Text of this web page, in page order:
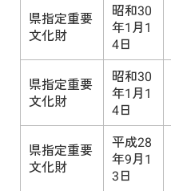
県指定重要
文化財
昭和30
年1月1
4日
県指定重要
文化財
昭和30
年1月1
4日
県指定重要
文化財
平成28
年9月1
3日